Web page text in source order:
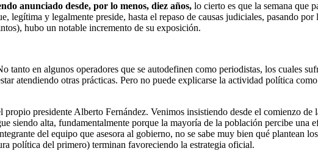
anunciado desde, por lo menos, diez años, lo cierto es que la semana que
legítima y legalmente preside, hasta el repaso de causas judiciales, pasando
hubo un notable incremento de su exposición.
en algunos operadores que se autodefinen como periodistas, los cuales
atendiendo otras prácticas. Pero no puede explicarse la actividad política
presidente Alberto Fernández. Venimos insistiendo desde el comienzo de
siendo alta, fundamentalmente porque la mayoría de la población percibe una
del equipo que asesora al gobierno, no se sabe muy bien qué plantean
política del primero) terminan favoreciendo la estrategia oficial.